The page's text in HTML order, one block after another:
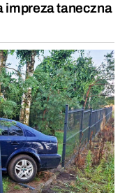
impreza taneczna